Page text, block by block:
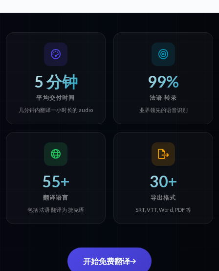
5 分钟
平均交付时间
几分钟内翻译一小时长的 audio
99%
法语 转录
业界领先的语音识别
55+
翻译语言
包括 法语 翻译为 捷克语
30+
导出格式
SRT, VTT, Word, PDF 等
开始免费翻译